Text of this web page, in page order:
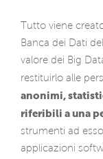
Tutto viene
Banca dei Dati
valore dei Big
restituirlo alle
anonimi,
riferibili a una
strumenti ad
applicazioni